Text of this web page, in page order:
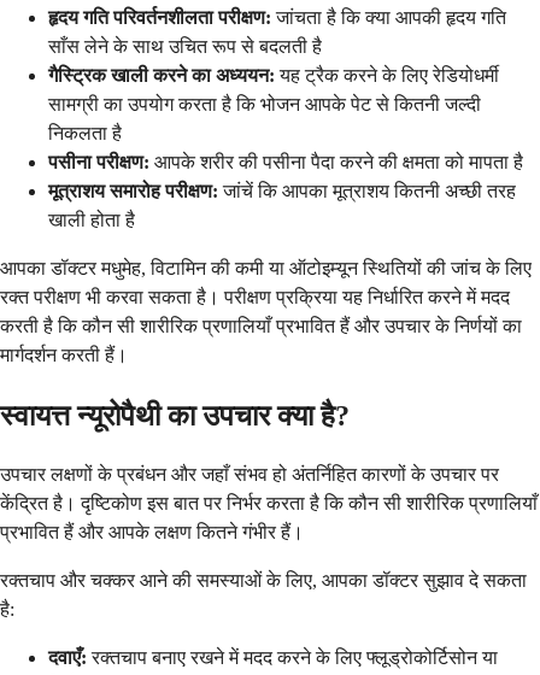
हृदय गति परिवर्तनशीलता परीक्षण: जांचता है कि क्या आपकी हृदय गति
साँस लेने के साथ उचित रूप से बदलती है
गैस्ट्रिक खाली करने का अध्ययन: यह ट्रैक करने के लिए रेडियोधर्मी
सामग्री का उपयोग करता है कि भोजन आपके पेट से कितनी जल्दी
निकलता है
पसीना परीक्षण: आपके शरीर की पसीना पैदा करने की क्षमता को मापता है
मूत्राशय समारोह परीक्षण: जांचें कि आपका मूत्राशय कितनी अच्छी तरह
खाली होता है
आपका डॉक्टर मधुमेह, विटामिन की कमी या ऑटोइम्यून स्थितियों की जांच के लिए
रक्त परीक्षण भी करवा सकता है। परीक्षण प्रक्रिया यह निर्धारित करने में मदद
करती है कि कौन सी शारीरिक प्रणालियाँ प्रभावित हैं और उपचार के निर्णयों का
मार्गदर्शन करती हैं।
स्वायत्त न्यूरोपैथी का उपचार क्या है?
उपचार लक्षणों के प्रबंधन और जहाँ संभव हो अंतर्निहित कारणों के उपचार पर
केंद्रित है। दृष्टिकोण इस बात पर निर्भर करता है कि कौन सी शारीरिक प्रणालियाँ
प्रभावित हैं और आपके लक्षण कितने गंभीर हैं।
रक्तचाप और चक्कर आने की समस्याओं के लिए, आपका डॉक्टर सुझाव दे सकता
है:
दवाएँ: रक्तचाप बनाए रखने में मदद करने के लिए फ्लूड्रोकोर्टिसोन या